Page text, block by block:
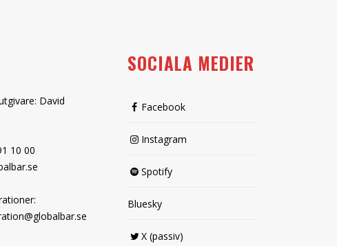
David
10 00
SOCIALA MEDIER
Facebook
Instagram
Spotify
Bluesky
X (passiv)